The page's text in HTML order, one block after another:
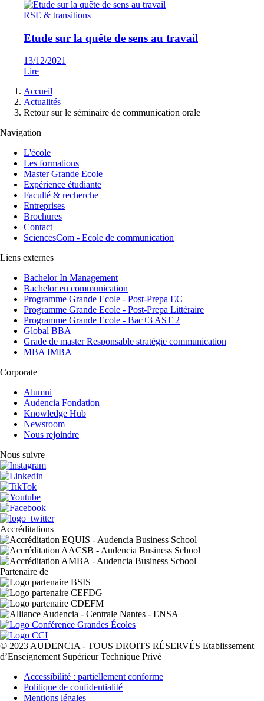
RSE & transitions
Etude sur la quête de sens au travail
13/12/2021
Lire
d'Ariane
Accueil
Actualités
Retour sur le séminaire de communication orale
Navigation
L'école
Les formations
Master Grande Ecole
Expérience étudiante
Faculté & recherche
Entreprises
Brochures
Contact
SciencesCom - Ecole de communication
Liens externes
Bachelor In Management
Bachelor en communication
Programme Grande Ecole - Post-Prepa EC
Programme Grande Ecole - Post-Prepa Littéraire
Programme Grande Ecole - Bac+3 AST 2
Global BBA
Grade de master Responsable stratégie communication
MBA IMBA
Corporate
Alumni
Audencia Fondation
Knowledge Hub
Newsroom
Nous rejoindre
Nous suivre
Accréditations
Partenaire de
© 2023 AUDENCIA - TOUS DROITS RÉSERVÉS Etablissement
d’Enseignement Supérieur Technique Privé
Pied
page
Accessibilité : partiellement conforme
Politique de confidentialité
Mentions légales